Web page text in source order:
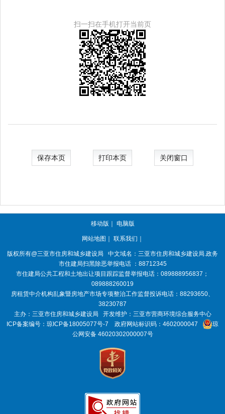
扫一扫在手机打开当前页
保存本页 打印本页 关闭窗口
移动版 ｜ 电脑版
网站地图 ｜ 联系我们 ｜
版权所有@三亚市住房和城乡建设局
中文域名：三亚市住房和城乡建设局.政务
市住建局扫黑除恶举报电话 ：88712345
市住建局公共工程和土地出让项目跟踪监督举报电话：089888956837；
089888260019
房租赁中介机构乱象暨房地产市场专项整治工作监督投诉电话：88293650、
38230787
主办：三亚市住房和城乡建设局
开发维护：三亚市营商环境综合服务中心
ICP备案编号： 琼ICP备18005077号-7 政府网站标识码： 4602000047
琼
公网安备 46020302000007号